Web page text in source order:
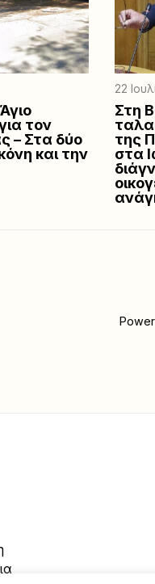
τον
– Στα δύο
και την
22
Στη
της
στα